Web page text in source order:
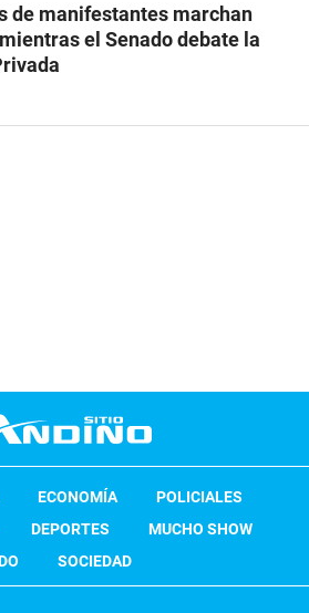
de manifestantes marchan
el Senado debate la
ECONOMÍA
POLICIALES
DEPORTES
MUCHO SHOW
SOCIEDAD